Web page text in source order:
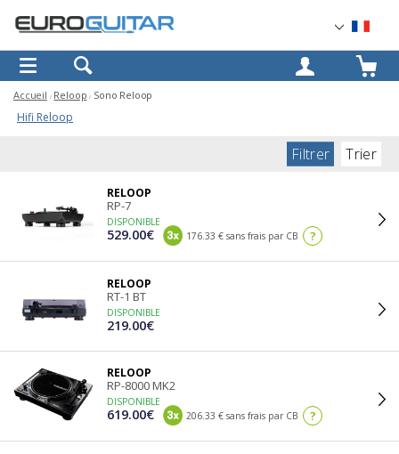
OK
Accueil Reloop Sono Reloop
Hifi Reloop
Filtrer Trier
RELOOP
RP-7
DISPONIBLE
529.00€ 176.33 € sans frais par CB ?
RELOOP
RT-1 BT
DISPONIBLE
219.00€
RELOOP
RP-8000 MK2
DISPONIBLE
619.00€ 206.33 € sans frais par CB ?